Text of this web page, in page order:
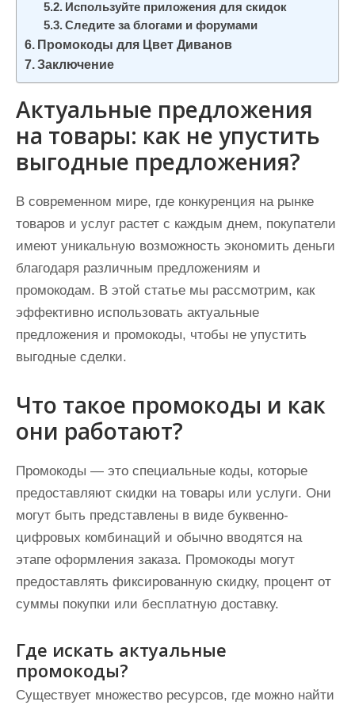
Используйте приложения для скидок
Следите за блогами и форумами
Промокоды для Цвет Диванов
Заключение
Актуальные предложения
на товары: как не упустить
выгодные предложения?
В современном мире, где конкуренция на рынке
товаров и услуг растет с каждым днем, покупатели
имеют уникальную возможность экономить деньги
благодаря различным предложениям и
промокодам. В этой статье мы рассмотрим, как
эффективно использовать актуальные
предложения и промокоды, чтобы не упустить
выгодные сделки.
Что такое промокоды и как
они работают?
Промокоды — это специальные коды, которые
предоставляют скидки на товары или услуги. Они
могут быть представлены в виде буквенно-
цифровых комбинаций и обычно вводятся на
этапе оформления заказа. Промокоды могут
предоставлять фиксированную скидку, процент от
суммы покупки или бесплатную доставку.
Где искать актуальные
промокоды?
Существует множество ресурсов, где можно найти